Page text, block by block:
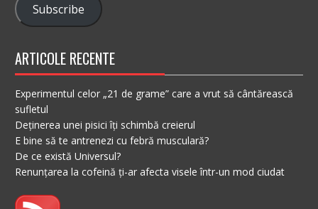
Subscribe
ARTICOLE RECENTE
Experimentul celor „21 de grame” care a vrut să cântărească
sufletul
Deținerea unei pisici îți schimbă creierul
E bine să te antrenezi cu febră musculară?
De ce există Universul?
Renunțarea la cofeină ți-ar afecta visele într-un mod ciudat